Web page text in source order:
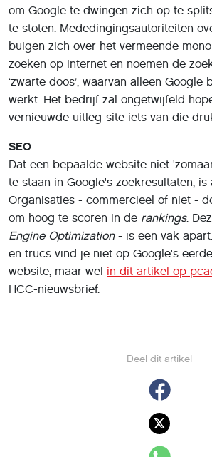
Deel dit artikel
om Google te dwingen zich op te
te stoten. Mededingingsautoriteiten
buigen zich over het vermeende
zoeken op internet en noemen de
‘zwarte doos’, waarvan alleen
werkt. Het bedrijf zal ongetwijfeld
vernieuwde uitleg-site iets van die
SEO
Dat een bepaalde website niet
te staan in Google's zoekresultaten,
Organisaties - commercieel of niet -
om hoog te scoren in de rankings.
Engine Optimization- is een vak
en trucs vind je niet op Google's
website, maar wel in dit artikel op
HCC-nieuwsbrief.